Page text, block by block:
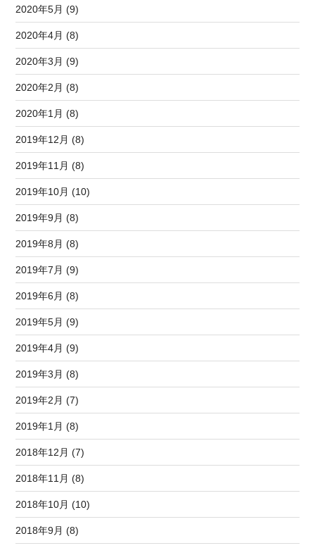
2020年5月 (9)
2020年4月 (8)
2020年3月 (9)
2020年2月 (8)
2020年1月 (8)
2019年12月 (8)
2019年11月 (8)
2019年10月 (10)
2019年9月 (8)
2019年8月 (8)
2019年7月 (9)
2019年6月 (8)
2019年5月 (9)
2019年4月 (9)
2019年3月 (8)
2019年2月 (7)
2019年1月 (8)
2018年12月 (7)
2018年11月 (8)
2018年10月 (10)
2018年9月 (8)